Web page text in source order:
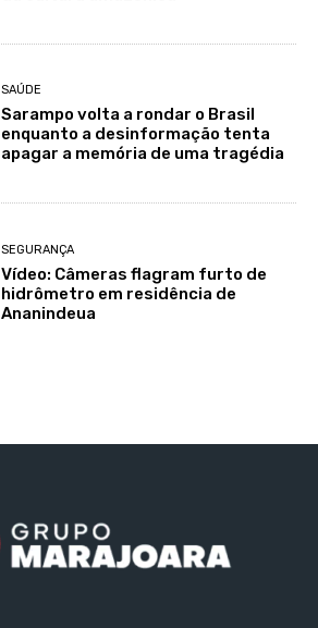
SAÚDE
Sarampo volta a rondar o Brasil
enquanto a desinformação tenta
apagar a memória de uma tragédia
SEGURANÇA
Vídeo: Câmeras flagram furto de
hidrômetro em residência de
Ananindeua